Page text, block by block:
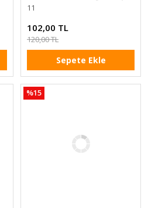
11
102,00 TL
120,00 TL
Sepete Ekle
%15